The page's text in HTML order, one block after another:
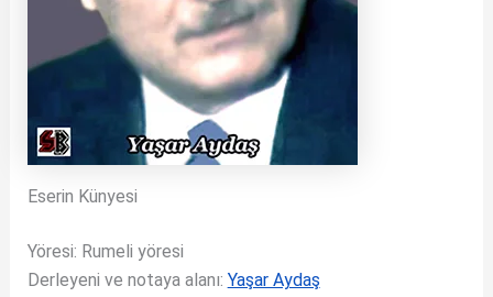
Eserin Künyesi
Yöresi: Rumeli yöresi
Derleyeni ve notaya alanı: Yaşar Aydaş